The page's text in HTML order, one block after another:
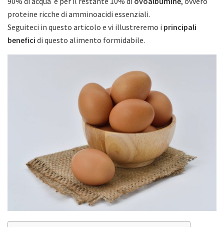
proteine ricche di amminoacidi essenziali.
Seguiteci in questo articolo e vi illustreremo i principali
benefici di questo alimento formidabile.